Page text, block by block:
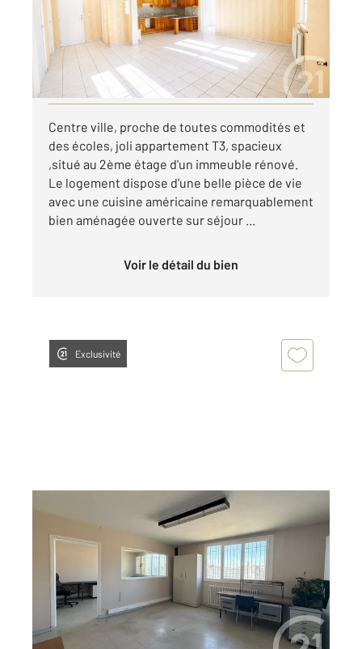
Appartement F3 à louer
525 €
par mois charges comprises
Visiter le site dédié
Centre ville, proche de toutes commodités et
des écoles, joli appartement T3, spacieux
,situé au 2ème étage d'un immeuble rénové.
Le logement dispose d'une belle pièce de vie
avec une cuisine américaine remarquablement
bien aménagée ouverte sur séjour ...
Voir le détail du bien
Exclusivité
, 1 pièce
Ref : 13668
Appartement Local à louer
1 350 €
par mois charges comprises
Visiter le site dédié